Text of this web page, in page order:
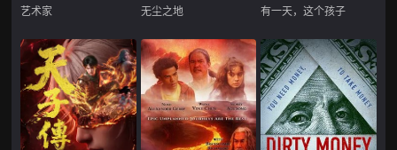
艺术家 无尘之地 有一天，这个孩子